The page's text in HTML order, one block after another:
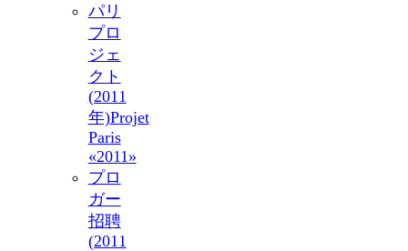
パリ
プロ
ジェ
クト
(2011
年)Projet
Paris
«2011»
プロ
ガー
招聘
(2011